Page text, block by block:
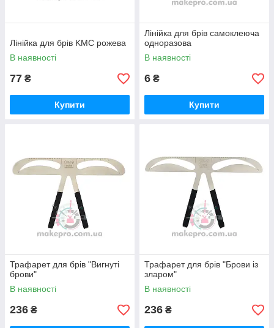
Лінійка для брів KMC рожева
В наявності
77 ₴
Купити
Лінійка для брів самоклеюча
одноразова
В наявності
6 ₴
Купити
Трафарет для брів "Вигнуті
брови"
В наявності
236 ₴
Трафарет для брів "Брови із
зларом"
В наявності
236 ₴